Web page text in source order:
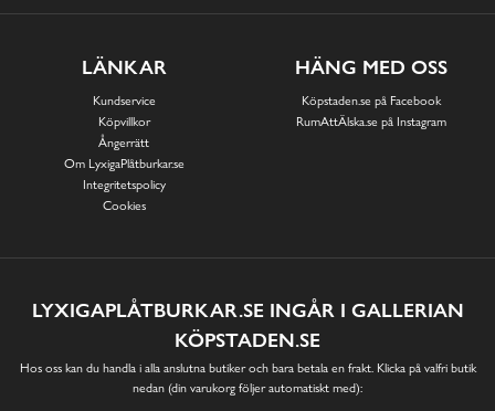
LÄNKAR
Kundservice
Köpvillkor
Ångerrätt
Om LyxigaPlåtburkar.se
Integritetspolicy
Cookies
HÄNG MED OSS
Köpstaden.se på Facebook
RumAttÄlska.se på Instagram
LYXIGAPLÅTBURKAR.SE INGÅR I GALLERIAN
KÖPSTADEN.SE
Hos oss kan du handla i alla anslutna butiker och bara betala en frakt. Klicka på valfri butik
nedan (din varukorg följer automatiskt med):